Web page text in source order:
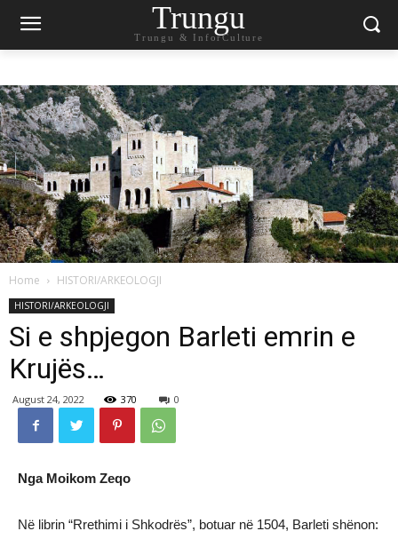
Trungu
Trungu & InforCulture
Home HISTORI/ARKEOLOGJI
HISTORI/ARKEOLOGJI
Si e shpjegon Barleti emrin e
Krujës…
August 24, 2022 370 0
Nga Moikom Zeqo
Në librin “Rrethimi i Shkodrës”, botuar në 1504, Barleti shënon: